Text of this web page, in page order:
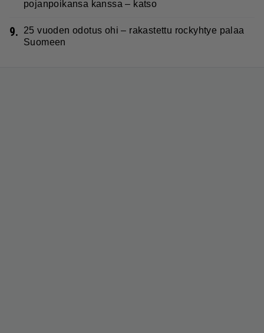
pojanpoikansa kanssa – katso
9.
25 vuoden odotus ohi – rakastettu rockyhtye palaa
Suomeen